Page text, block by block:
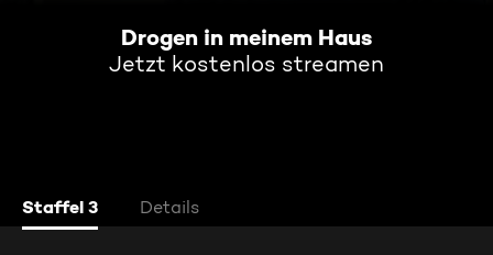
Drogen in meinem Haus
Jetzt kostenlos streamen
Staffel 3 Details